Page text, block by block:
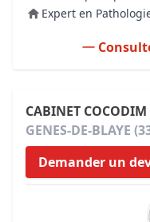
Expert en
CABINET
GENES-DE-BLAYE
Demander un